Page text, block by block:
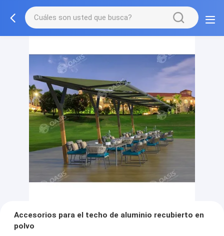
Accesorios para el techo de aluminio recubierto en
polvo